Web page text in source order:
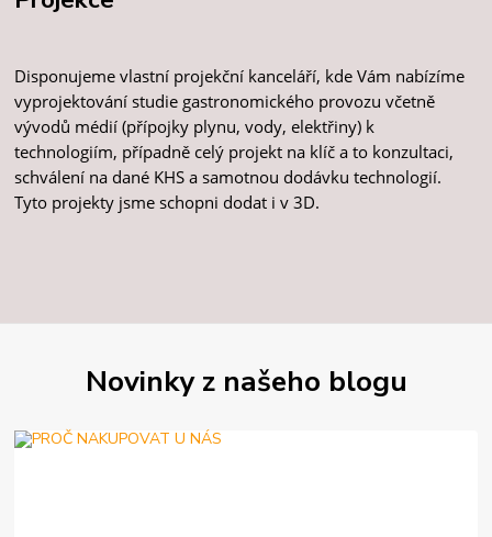
Disponujeme vlastní projekční kanceláří, kde Vám nabízíme
vyprojektování studie gastronomického provozu včetně
vývodů médií (přípojky plynu, vody, elektřiny) k
technologiím, případně celý projekt na klíč a to konzultaci,
schválení na dané KHS a samotnou dodávku technologií.
Tyto projekty jsme schopni dodat i v 3D.
Novinky z našeho blogu